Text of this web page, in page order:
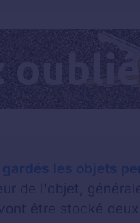
les objets
de l'objet,
être stocké